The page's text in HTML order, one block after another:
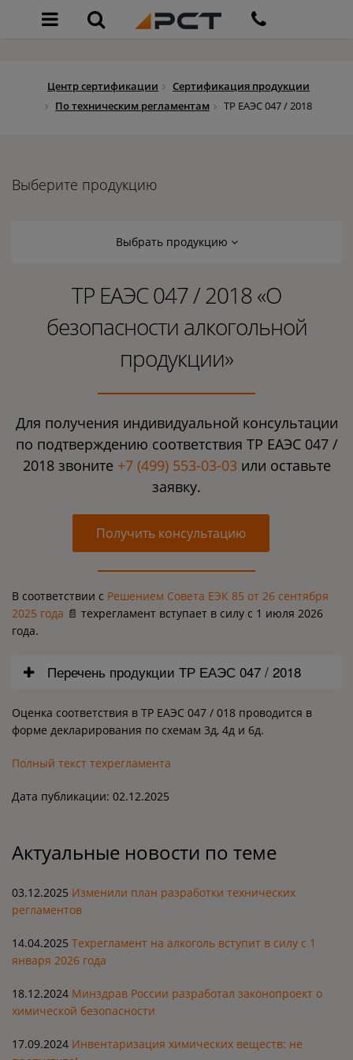
Центр сертификации
Сертификация продукции
По техническим регламентам
ТР ЕАЭС 047 / 2018
Выберите продукцию
Выбрать продукцию
ТР ЕАЭС 047 / 2018 «О
безопасности алкогольной
продукции»
Для получения индивидуальной консультации
по подтверждению соответствия ТР ЕАЭС 047 /
2018 звоните +7 (499) 553-03-03или оставьте
заявку.
Получить консультацию
В соответствии с Решением Совета ЕЭК 85 от 26 сентября
2025 года 📄 техрегламент вступает в силу с 1 июля 2026
года.
Перечень продукции ТР ЕАЭС 047 / 2018
Оценка соответствия в ТР ЕАЭС 047 / 018 проводится в
форме декларирования по схемам 3д, 4д и 6д.
Полный текст техрегламента
Дата публикации: 02.12.2025
Актуальные новости по теме
03.12.2025 Изменили план разработки технических
регламентов
14.04.2025 Техрегламент на алкоголь вступит в силу с 1
января 2026 года
18.12.2024 Минздрав России разработал законопроект о
химической безопасности
17.09.2024 Инвентаризация химических веществ: не